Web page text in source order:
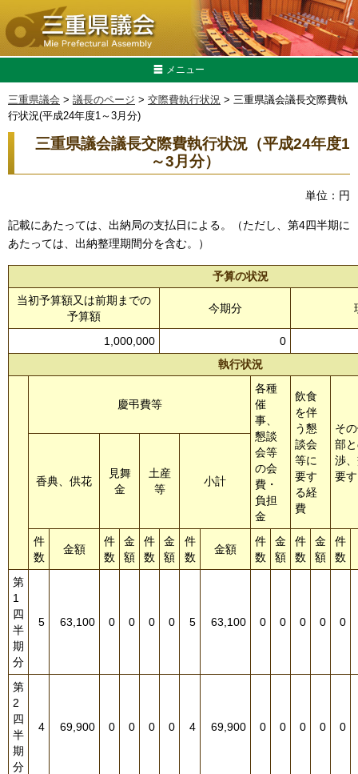
メニュー
三重県議会 > 議長のページ > 交際費執行状況 > 三重県議会議長交際費執
行状況(平成24年度1～3月分)
三重県議会議長交際費執行状況（平成24年度1
～3月分）
単位：円
記載にあたっては、出納局の支払日による。（ただし、第4四半期に
あたっては、出納整理期間分を含む。）
予算の状況
当初予算額又は前期までの
予算額
今期分
1,000,000
0
執行状況
慶弔費等
各種
催
事、
懇談
会等
の会
費・
負担
金
飲食
を伴
う懇
談会
等に
要す
る経
費
そ
部
渉
要
香典、供花
見舞
金
土産
等
小計
件
数
金額
件
数
金
額
件
数
金
額
件
数
金額
件
数
金
額
件
数
金
額
件
数
第
1
四
半
期
分
5 63,100 0 0 0 0 5 63,100 0 0 0 0 0
第
2
四
半
期
分
4 69,900 0 0 0 0 4 69,900 0 0 0 0 0